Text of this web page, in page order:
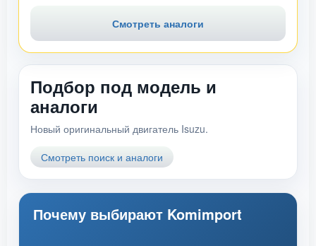
Смотреть аналоги
Подбор под модель и
аналоги
Новый оригинальный двигатель Isuzu.
Смотреть поиск и аналоги
Почему выбирают Komimport